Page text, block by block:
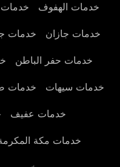
خدمات الهفوف خدمات
خدمات جازان خدمات
خدمات حفر الباطن
خدمات سيهات خدمات
خدمات عفيف
خدمات مكة